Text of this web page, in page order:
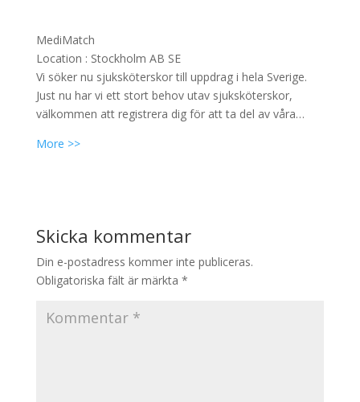
MediMatch
Location : Stockholm AB SE
Vi söker nu sjuksköterskor till uppdrag i hela Sverige.
Just nu har vi ett stort behov utav sjuksköterskor,
välkommen att registrera dig för att ta del av våra…
More >>
Skicka kommentar
Din e-postadress kommer inte publiceras.
Obligatoriska fält är märkta *